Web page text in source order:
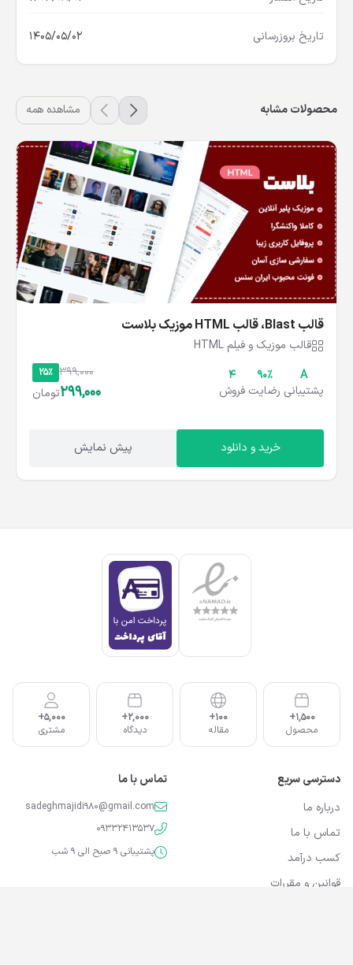
تاریخ بروزرسانی 1405/05/02
قالب Blast، قالب HTML موزیک بلاست
قالب موزیک و فیلم HTML
A
۹۰%
4
25% 399,000
خرید و دانلود
دسترسی سریع
درباره ما
تماس با ما
کسب درآمد
تماس با ما
sadeghmajidi980@gmail.com
09332413537